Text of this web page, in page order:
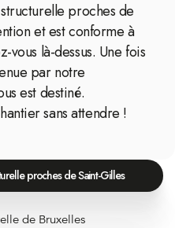
proches de
et est conforme à
là-dessus. Une fois
par notre
est destiné.
sans attendre !
proches de Saint-Gilles
de Bruxelles